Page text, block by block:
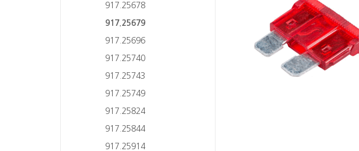
917.25678
917.25679
917.25696
917.25740
917.25743
917.25749
917.25824
917.25844
917.25914